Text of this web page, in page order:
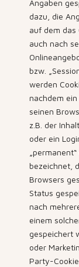
Angaben
dazu, die
auf dem das
auch nach
bzw.
werden
nachdem
seinen
z.B. der
oder ein
bezeichnet,
Browsers
Status
nach
einem
gespeichert
oder
Party-